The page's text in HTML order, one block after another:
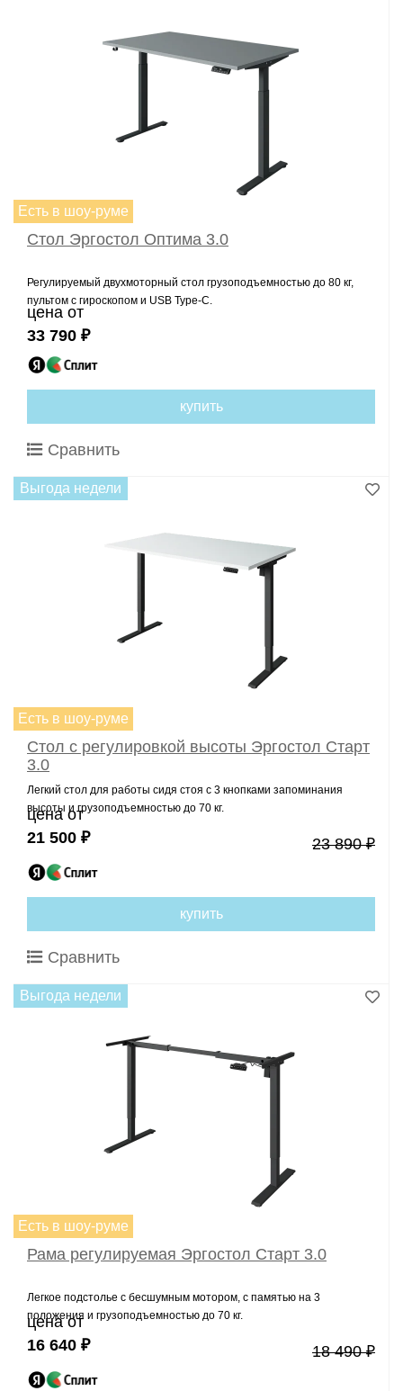
Есть в шоу-руме
Стол Эргостол Оптима 3.0
Регулируемый двухмоторный стол грузоподъемностью до 80 кг,
пультом с гироскопом и USB Type-C.
цена от
33 790 ₽
купить
Сравнить
Выгода недели
Есть в шоу-руме
Стол с регулировкой высоты Эргостол Старт
3.0
Легкий стол для работы сидя стоя с 3 кнопками запоминания
высоты и грузоподъемностью до 70 кг.
цена от
21 500 ₽
23 890 ₽
купить
Сравнить
Выгода недели
Есть в шоу-руме
Рама регулируемая Эргостол Старт 3.0
Легкое подстолье с бесшумным мотором, с памятью на 3
положения и грузоподъемностью до 70 кг.
цена от
16 640 ₽
18 490 ₽